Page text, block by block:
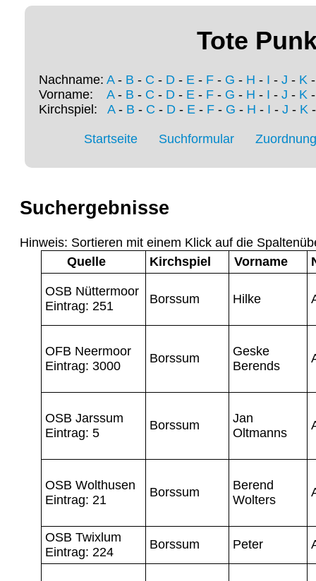
Tote
Nachname: A- B - C - D - E - F - G - H - I - J - K
Vorname: A- B - C - D - E - F - G - H - I - J - K
Kirchspiel: A- B - C - D- E- F- G - H - I - J - K
Startseite Suchformular
Suchergebnisse
Hinweis: Sortieren mit einem Klick auf die
Quelle
Kirchspiel Vorname
OSB Nüttermoor
Eintrag: 251
Borssum Hilke
OFB Neermoor
Eintrag: 3000
Borssum
Geske
Berends
OSB Jarssum
Eintrag: 5
Borssum
Jan
Oltmanns
OSB Wolthusen
Eintrag: 21
Borssum
Berend
Wolters
OSB Twixlum
Eintrag: 224
Borssum Peter